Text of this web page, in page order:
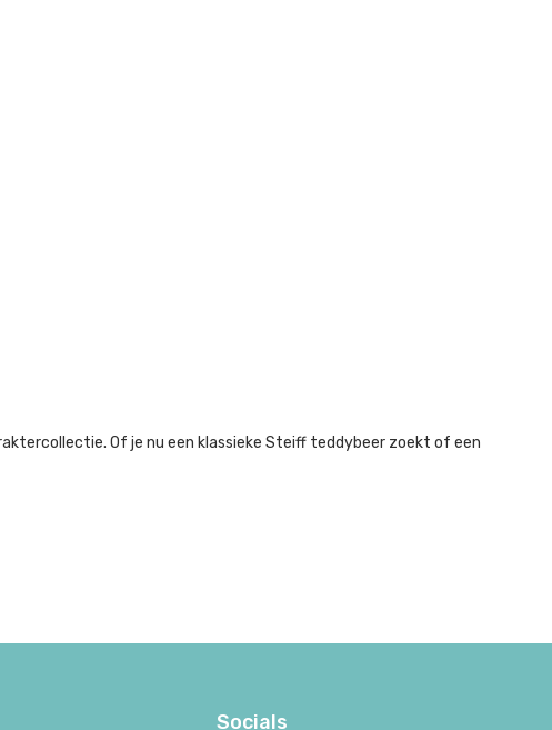
Of je nu een klassieke Steiff teddybeer zoekt of een
Socials